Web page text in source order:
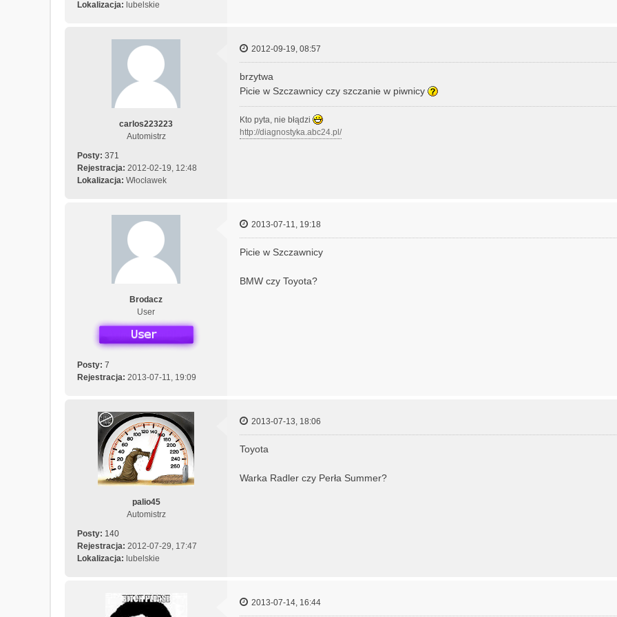
Lokalizacja: lubelskie
carlos223223
Automistrz
Posty: 371
Rejestracja: 2012-02-19, 12:48
Lokalizacja: Włocławek
2012-09-19, 08:57
brzytwa
Picie w Szczawnicy czy szczanie w piwnicy
Kto pyta, nie błądzi
http://diagnostyka.abc24.pl/
Brodacz
User
Posty: 7
Rejestracja: 2013-07-11, 19:09
2013-07-11, 19:18
Picie w Szczawnicy
BMW czy Toyota?
palio45
Automistrz
Posty: 140
Rejestracja: 2012-07-29, 17:47
Lokalizacja: lubelskie
2013-07-13, 18:06
Toyota
Warka Radler czy Perła Summer?
2013-07-14, 16:44